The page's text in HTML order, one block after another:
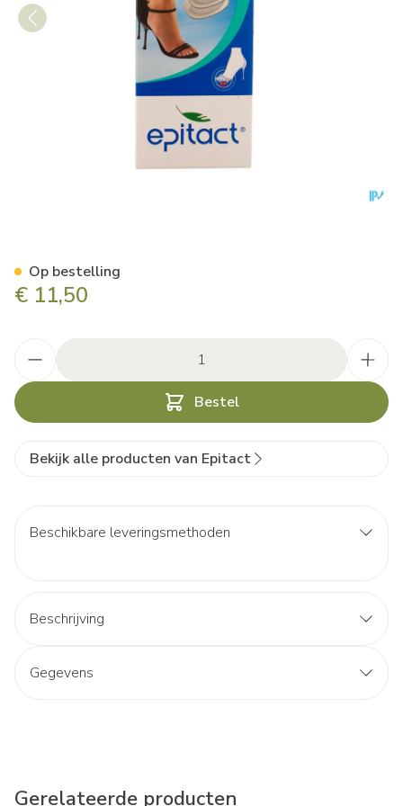
€ 11,50
Bestel
Op bestelling
Bekijk alle producten van Epitact
Beschikbare leveringsmethoden
Beschrijving
Gegevens
Gerelateerde producten